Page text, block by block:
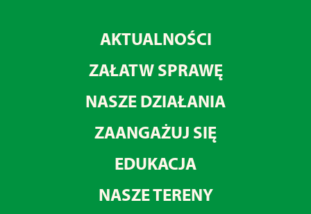
AKTUALNOŚCI
ZAŁATW SPRAWĘ
NASZE DZIAŁANIA
ZAANGAŻUJ SIĘ
EDUKACJA
NASZE TERENY